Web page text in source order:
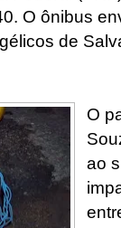
O ônibus
de
O
ao